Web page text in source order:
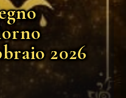
2026